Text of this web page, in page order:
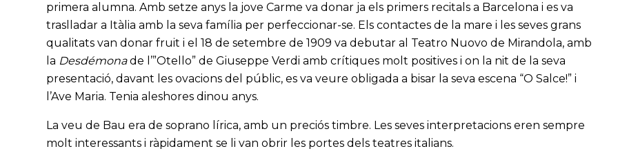
primera alumna. Amb setze anys la jove Carme va donar ja els primers recitals a Barcelona i es va
traslladar a Itàlia amb la seva família per perfeccionar-se. Els contactes de la mare i les seves grans
qualitats van donar fruit i el 18 de setembre de 1909 va debutar al Teatro Nuovo de Mirandola, amb
la Desdémonade l’”Otello” de Giuseppe Verdi amb crítiques molt positives i on la nit de la seva
presentació, davant les ovacions del públic, es va veure obligada a bisar la seva escena “O Salce!” i
l’Ave Maria. Tenia aleshores dinou anys.
La veu de Bau era de soprano lírica, amb un preciós timbre. Les seves interpretacions eren sempre
molt interessants i ràpidament se li van obrir les portes dels teatres italians.